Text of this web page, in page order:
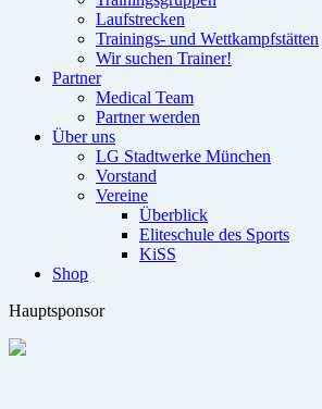
Laufstrecken
Trainings- und Wettkampfstätten
Wir suchen Trainer!
Partner
Medical Team
Partner werden
Über uns
LG Stadtwerke München
Vorstand
Vereine
Überblick
Eliteschule des Sports
KiSS
Shop
Hauptsponsor